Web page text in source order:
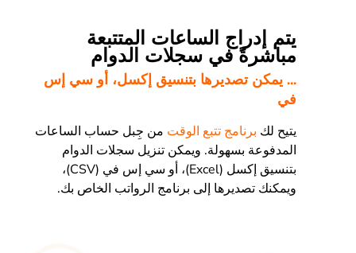
يتم إدراج الساعات المتتبعة
مباشرةً في سجلات الدوام
... يمكن تصديرها بتنسيق إكسل، أو سي إس
في
يتيح لك برنامج تتبع الوقت من جِبل حساب الساعات
المدفوعة بسهولة. ويمكن تنزيل سجلات الدوام
بتنسيق إكسل (Excel)، أو سي إس في (CSV)،
ويمكنك تصديرها إلى برنامج الرواتب الخاص بك.